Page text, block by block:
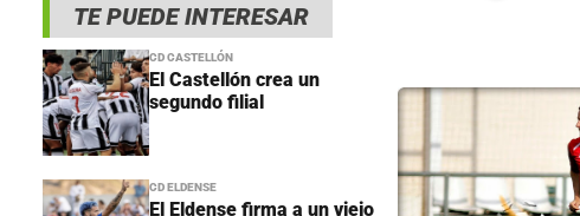
TE PUEDE INTERESAR
CD CASTELLÓN
El Castellón crea un
segundo filial
CD ELDENSE
El Eldense firma a un viejo